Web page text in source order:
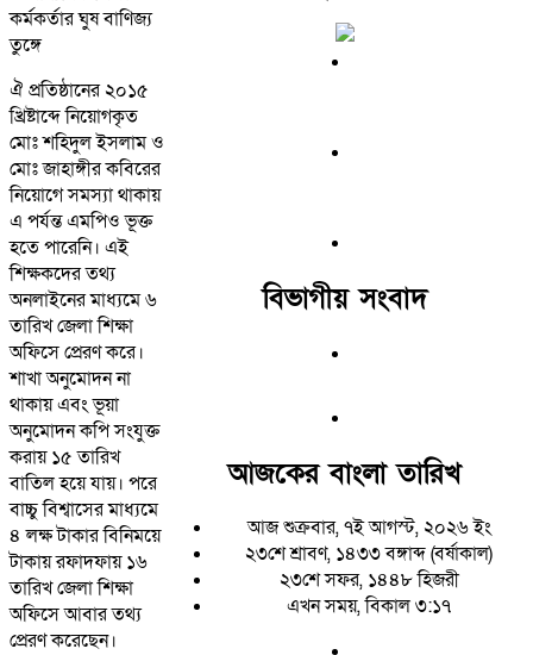
ঐ প্রতিষ্ঠানের ২০১৫
খ্রিষ্টাব্দে নিয়োগকৃত
মোঃ শহিদুল ইসলাম ও
মোঃ জাহাঙ্গীর কবিরের
নিয়োগে সমস্যা থাকায়
এ পর্যন্ত এমপিও ভূক্ত
হতে পারেনি। এই
শিক্ষকদের তথ্য
অনলাইনের মাধ্যমে ৬
তারিখ জেলা শিক্ষা
অফিসে প্রেরণ করে।
শাখা অনুমোদন না
থাকায় এবং ভূয়া
অনুমোদন কপি সংযুক্ত
করায় ১৫ তারিখ
বাতিল হয়ে যায়। পরে
বাচ্চু বিশ্বাসের মাধ্যমে
৪ লক্ষ টাকার বিনিময়ে
টাকায় রফাদফায় ১৬
তারিখ জেলা শিক্ষা
অফিসে আবার তথ্য
প্রেরণ করেছেন।
বিভাগীয় সংবাদ
আজকের বাংলা তারিখ
আজ শুক্রবার, ৭ই আগস্ট, ২০২৬ ইং
২৩শে শ্রাবণ, ১৪৩৩ বঙ্গাব্দ (বর্ষাকাল)
২৩শে সফর, ১৪৪৮ হিজরী
এখন সময়, বিকাল ৩:১৭